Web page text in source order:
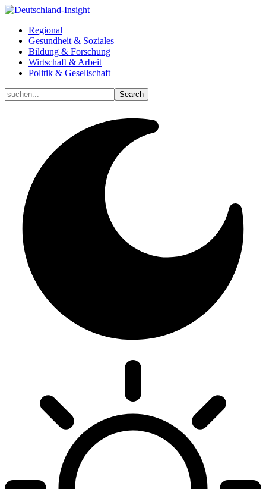
Regional
Gesundheit & Soziales
Bildung & Forschung
Wirtschaft & Arbeit
Politik & Gesellschaft